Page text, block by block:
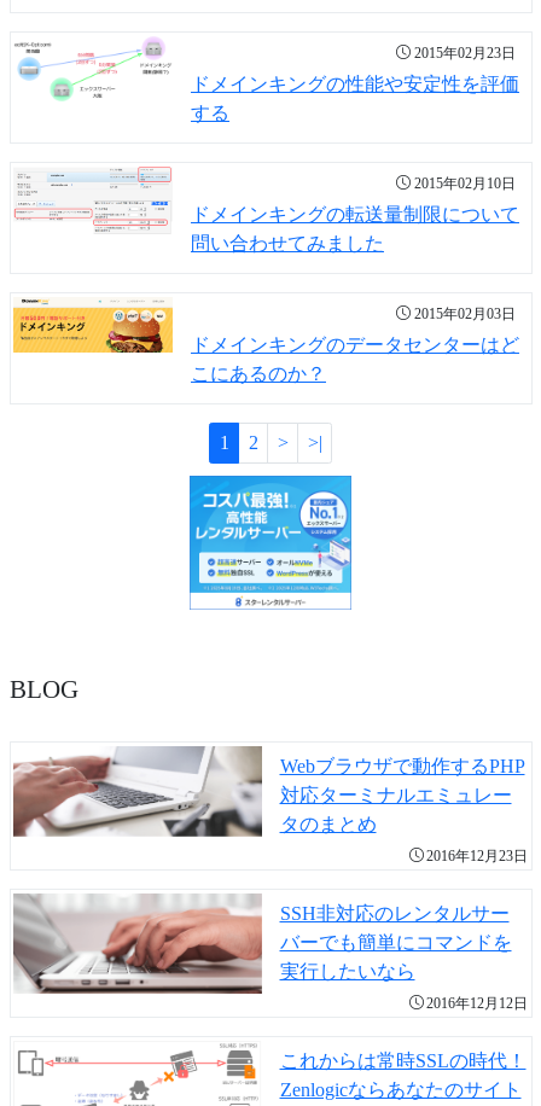
2015年02月23日
ドメインキングの性能や安定性を評価
する
2015年02月10日
ドメインキングの転送量制限について
問い合わせてみました
2015年02月03日
ドメインキングのデータセンターはど
こにあるのか？
1 2 > >|
BLOG
Webブラウザで動作するPHP
対応ターミナルエミュレー
タのまとめ
2016年12月23日
SSH非対応のレンタルサー
バーでも簡単にコマンドを
実行したいなら
2016年12月12日
これからは常時SSLの時代！
Zenlogicならあなたのサイト